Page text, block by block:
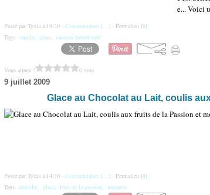
e... Voici
Posté par Tyxia à 19:20 - Commentaires […]- Permalien [#]
Tags: vanille, glace, caramel beurre salé
Vous aimez ? 0 vote
9 juillet 2009
Glace au Chocolat au Lait, coulis
Posté par Tyxia à 14:30 - Commentaires […]- Permalien [#]
Tags: chocolat, glace, fruit de la passion, macaron